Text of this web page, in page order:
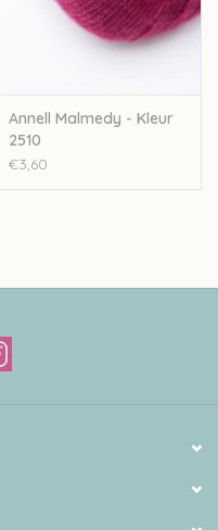
Annell Malmedy - Kleur
2510
€3,60